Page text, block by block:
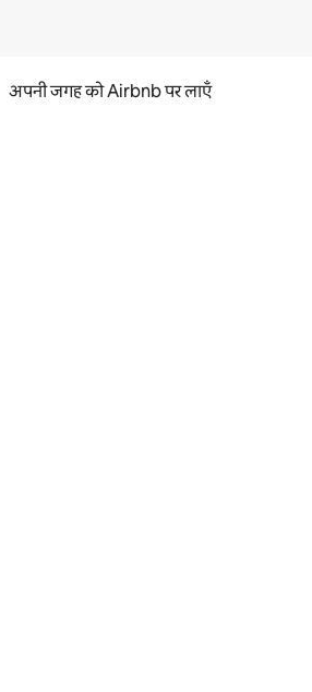
अपनी जगह को Airbnb पर लाएँ